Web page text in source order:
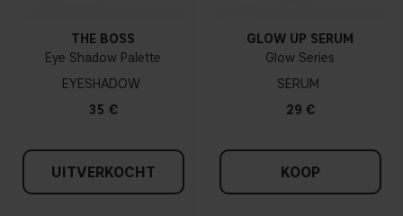
THE BOSS
Eye Shadow Palette
EYESHADOW
35 €
UITVERKOCHT
GLOW UP SERUM
Glow Series
SERUM
29 €
KOOP